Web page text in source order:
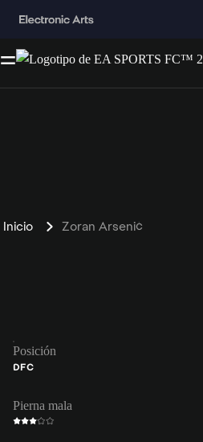
Inicio Zoran Arsenić
Posición
DFC
Pierna mala